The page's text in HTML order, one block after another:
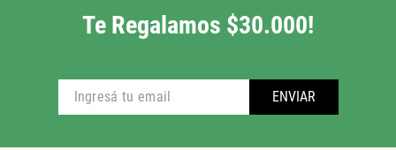
Te Regalamos $30.000!
ENVIAR